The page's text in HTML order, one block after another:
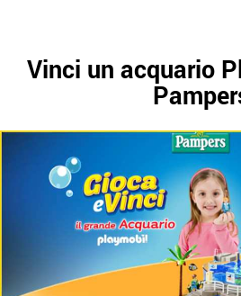
Vinci un acquario